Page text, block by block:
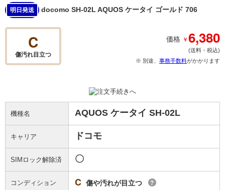
明日発送 docomo SH-02L AQUOS ケータイ ゴールド 706
C
傷汚れ目立つ
価格 ￥6,380
(送料・税込)
※ 別途、 事務手数料がかかります
機種名 AQUOS ケータイ SH-02L
キャリア ドコモ
SIMロック解除済 〇
コンディション C 傷や汚れが目立つ ?